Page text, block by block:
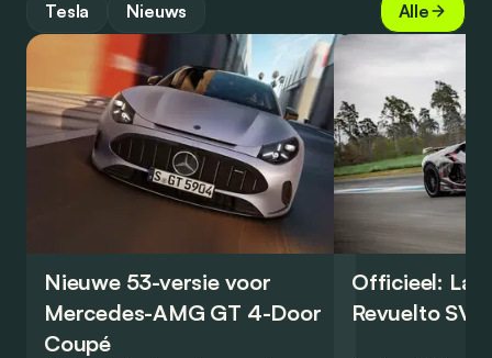
Tesla Nieuws Alle
Nieuwe 53-versie voor
Mercedes-AMG GT 4-Door
Coupé
Officieel:
Revuelto SV